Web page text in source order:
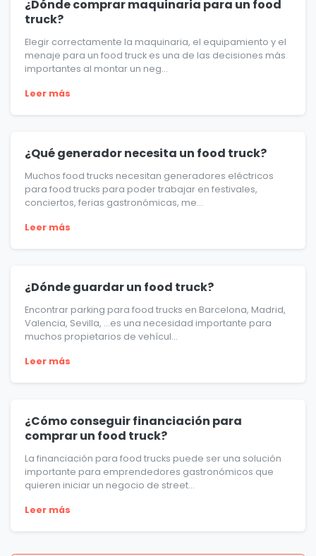
¿Dónde comprar maquinaria para un food
truck?
Elegir correctamente la maquinaria, el equipamiento y el
menaje para un food truck es una de las decisiones más
importantes al montar un neg...
Leer más
¿Qué generador necesita un food truck?
Muchos food trucks necesitan generadores eléctricos
para food trucks para poder trabajar en festivales,
conciertos, ferias gastronómicas, me...
Leer más
¿Dónde guardar un food truck?
Encontrar parking para food trucks en Barcelona, Madrid,
Valencia, Sevilla, …es una necesidad importante para
muchos propietarios de vehícul...
Leer más
¿Cómo conseguir financiación para
comprar un food truck?
La financiación para food trucks puede ser una solución
importante para emprendedores gastronómicos que
quieren iniciar un negocio de street...
Leer más